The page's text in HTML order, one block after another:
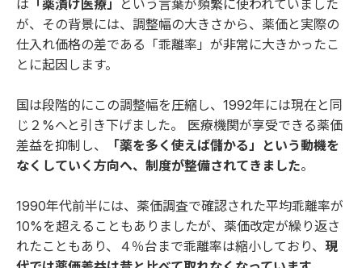
は 「薬漬け医療」
という言葉が頻繁に使われていました
が、その背景には、調整幅の大きさから、薬価と実際の
仕入れ価格の差である「乖離率」が非常に大きかったこ
とに起因します。
国は段階的にこの調整幅を圧縮し、1992年には現在と同
じ２%へと引き下げました。 医療機関が享受できる薬価
差益を抑制し、
「薬を多く使えば儲かる」という動機を
なくしていく方向へ、制度が整備されてきました。
1990年代前半には、薬価調査で確認された平均乖離率が
10%を超えることもありましたが、薬価改定が繰り返さ
れたこともあり、４％台まで乖離率は縮小しており、 現